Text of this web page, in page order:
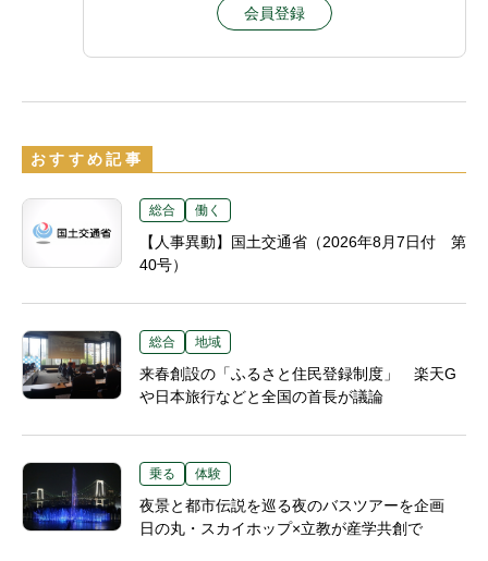
会員登録
おすすめ記事
総合 働く
【人事異動】国土交通省（2026年8月7日付 第
40号）
総合 地域
来春創設の「ふるさと住民登録制度」 楽天G
や日本旅行などと全国の首長が議論
乗る 体験
夜景と都市伝説を巡る夜のバスツアーを企画
日の丸・スカイホップ×立教が産学共創で